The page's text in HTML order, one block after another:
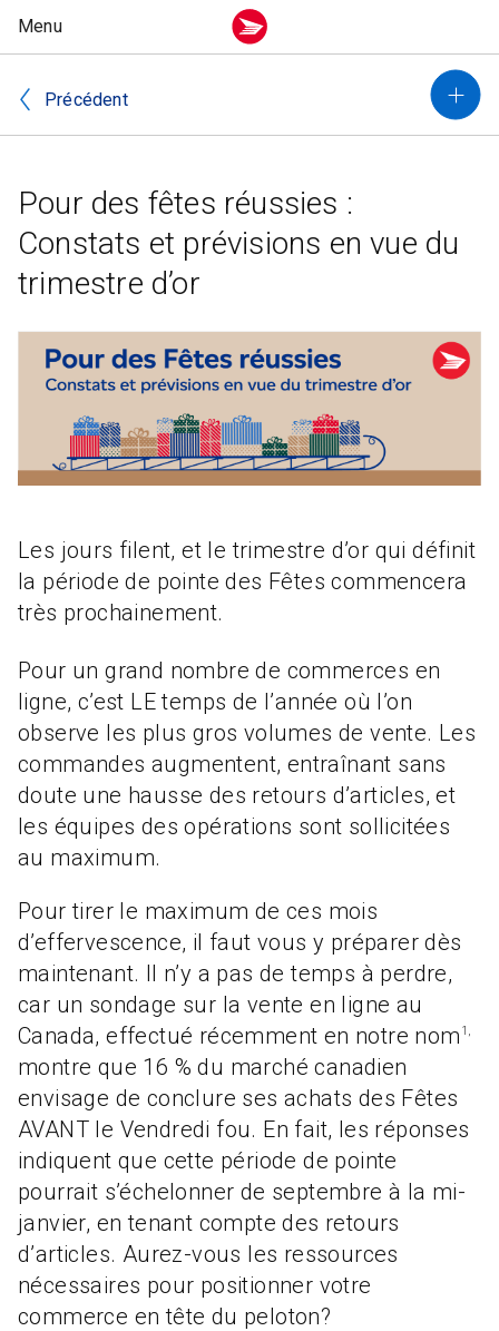
Précédent
Pour des fêtes réussies :
Constats et prévisions en vue du
trimestre d’or
Les jours filent, et le trimestre d’or qui définit
la période de pointe des Fêtes commencera
très prochainement.
Pour un grand nombre de commerces en
ligne, c’est LE temps de l’année où l’on
observe les plus gros volumes de vente. Les
commandes augmentent, entraînant sans
doute une hausse des retours d’articles, et
les équipes des opérations sont sollicitées
au maximum.
Pour tirer le maximum de ces mois
d’effervescence, il faut vous y préparer dès
maintenant. Il n’y a pas de temps à perdre,
car un sondage sur la vente en ligne au
Canada, effectué récemment en notre nom 1,
montre que 16 % du marché canadien
envisage de conclure ses achats des Fêtes
AVANT le Vendredi fou. En fait, les réponses
indiquent que cette période de pointe
pourrait s’échelonner de septembre à la mi-
janvier, en tenant compte des retours
d’articles. Aurez-vous les ressources
nécessaires pour positionner votre
commerce en tête du peloton?